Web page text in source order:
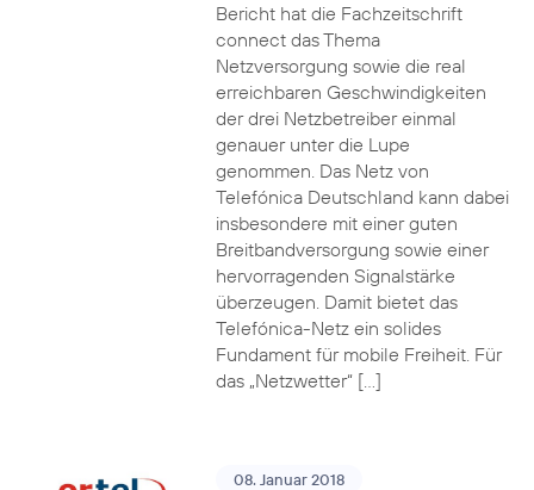
Bericht hat die Fachzeitschrift
connect das Thema
Netzversorgung sowie die real
erreichbaren Geschwindigkeiten
der drei Netzbetreiber einmal
genauer unter die Lupe
genommen. Das Netz von
Telefónica Deutschland kann dabei
insbesondere mit einer guten
Breitbandversorgung sowie einer
hervorragenden Signalstärke
überzeugen. Damit bietet das
Telefónica-Netz ein solides
Fundament für mobile Freiheit. Für
das „Netzwetter“ […]
08. Januar 2018